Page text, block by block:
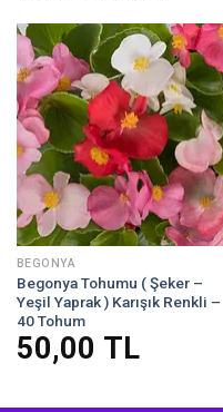
BEGONYA
Begonya Tohumu ( Şeker –
Yeşil Yaprak ) Karışık Renkli –
40 Tohum
50,00 TL